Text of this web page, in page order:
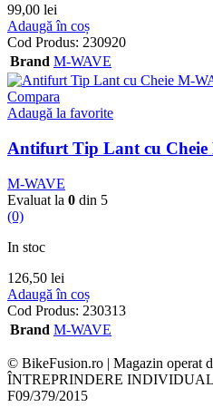
99,00 lei
Adaugă în coș
Cod Produs: 230920
Brand M-WAVE
Compara
Adaugă la favorite
Antifurt Tip Lant cu Cheie
M-WAVE
Evaluat la 0 din 5
(0)
In stoc
126,50 lei
Adaugă în coș
Cod Produs: 230313
Brand M-WAVE
© BikeFusion.ro | Magazin
ÎNTREPRINDERE
F09/379/2015